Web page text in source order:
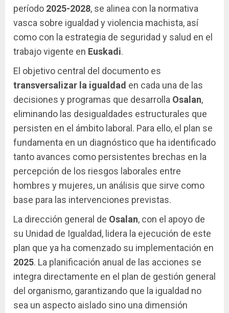
período 2025-2028, se alinea con la normativa
vasca sobre igualdad y violencia machista, así
como con la estrategia de seguridad y salud en el
trabajo vigente en Euskadi.
El objetivo central del documento es
transversalizar la igualdad en cada una de las
decisiones y programas que desarrolla Osalan,
eliminando las desigualdades estructurales que
persisten en el ámbito laboral. Para ello, el plan se
fundamenta en un diagnóstico que ha identificado
tanto avances como persistentes brechas en la
percepción de los riesgos laborales entre
hombres y mujeres, un análisis que sirve como
base para las intervenciones previstas.
La dirección general de Osalan, con el apoyo de
su Unidad de Igualdad, lidera la ejecución de este
plan que ya ha comenzado su implementación en
2025. La planificación anual de las acciones se
integra directamente en el plan de gestión general
del organismo, garantizando que la igualdad no
sea un aspecto aislado sino una dimensión